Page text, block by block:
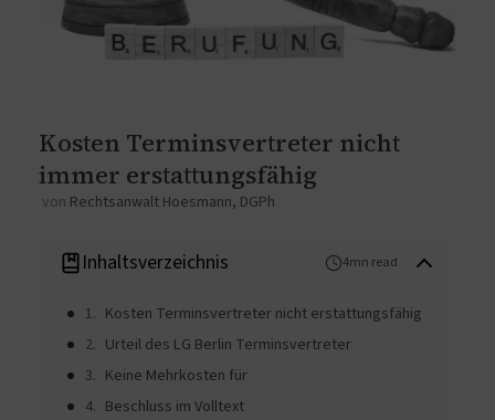
Kosten Terminsvertreter nicht
immer erstattungsfähig
von Rechtsanwalt Hoesmann, DGPh
Inhaltsverzeichnis 4mn read
Kosten Terminsvertreter nicht erstattungsfähig
Urteil des LG Berlin Terminsvertreter
Keine Mehrkosten für
Beschluss im Volltext